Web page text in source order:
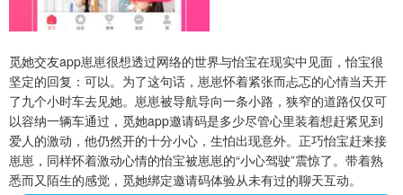
觅她交友app崽崽很想透过网络的世界与怡宝在现实中见面，怡宝很
坚定的回复：可以。为了这句话，崽崽怀着紧张而忐忑的心情当天开
了九个小时车去见她。崽崽被导航导向一条小路，狭窄的道路仅仅可
以容纳一辆车通过，觅她app邀请码是多少尽管心里装着想赶紧见到
爱人的激动，他仍然开的十分小心，生怕出现意外。正巧怡宝赶来接
崽崽，同样怀着激动心情的怡宝被崽崽的“小心驾驶”震惊了。带着熟
悉而又陌生的感觉，觅她绑定邀请码体验从未有过的聊天互动。